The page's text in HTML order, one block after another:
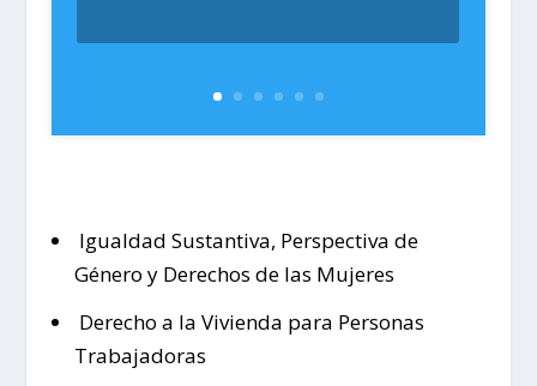
Igualdad Sustantiva, Perspectiva de
Género y Derechos de las Mujeres
Derecho a la Vivienda para Personas
Trabajadoras